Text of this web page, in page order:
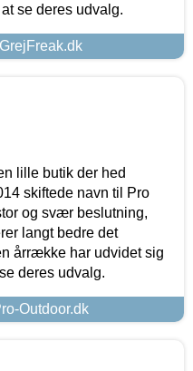
se deres udvalg.
lille butik der hed
skiftede navn til Pro
og svær beslutning,
langt bedre det
årrække har udvidet sig
deres udvalg.
Outdoor.dk